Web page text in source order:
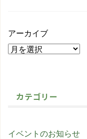
アーカイブ
カテゴリー
イベントのお知らせ